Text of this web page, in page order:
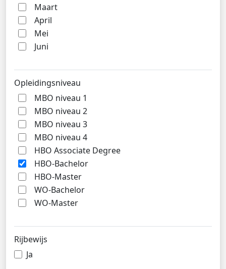
Maart
April
Mei
Juni
Opleidingsniveau
MBO niveau 1
MBO niveau 2
MBO niveau 3
MBO niveau 4
HBO Associate Degree
HBO-Bachelor
HBO-Master
WO-Bachelor
WO-Master
Rijbewijs
Ja